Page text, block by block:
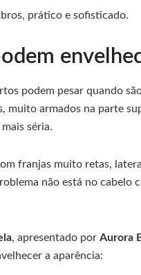
prático e sofisticado.
podem pesar quando
muito armados na parte
séria.
franjas muito retas,
não está no cabelo
, apresentado por Aurora
a aparência: